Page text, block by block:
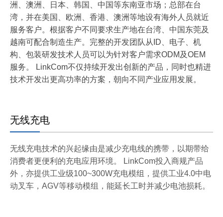
洲、澳洲、日本、韩国、中国等东南亚市场；总部在台
湾，并在美国、欧洲、香港、澳洲等地设有海外人员就近
服务客户。根据客户不同要求生产地在台湾、中国东莞及
越南可配合制造生产。完整的开发团队从ID、电子、机
构、包装研发技术人员可以为针对客户需求ODM及OEM
服务。 LinkCom不仅持续开发出创新的产品，同时也精进
技术开发出更高功率的方案，朝向不同产业应用发展。
无线充电
无线充电技术的兴起缘由是减少充电线的携带，以期带给
消费者更便利的充电应用环境。 LinkCom投入商规产品
外，亦提供工业级100~300W充电模组，提供工业4.0中电
动叉车，AGV等移动模组，能延长工时并减少电池损耗。